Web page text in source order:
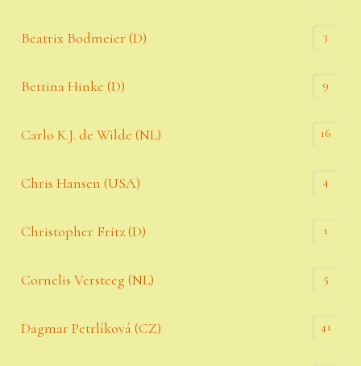
Beatrix Bodmeier (D) 3
Bettina Hinke (D) 9
Carlo K.J. de Wilde (NL) 16
Chris Hansen (USA) 4
Christopher Fritz (D) 1
Cornelis Versteeg (NL) 5
Dagmar Petrlíková (CZ) 41